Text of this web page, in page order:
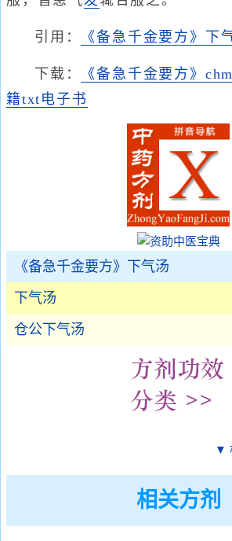
引用： 《备急千金要方》下
下载： 《备急千金要方》
籍txt电子书
《备急千金要方》下气汤
下气汤
仓公下气汤
▼
相关方剂